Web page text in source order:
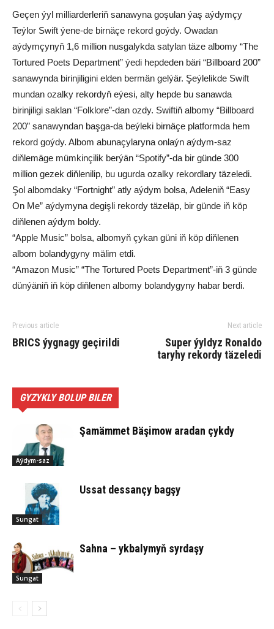
Geçen ýyl milliarderleriň sanawyna goşulan ýaş aýdymçy
Teýlor Swift ýene-de birnäçe rekord goýdy. Owadan
aýdymçynyň 1,6 million nusgalykda satylan täze albomy “The
Tortured Poets Department” ýedi hepdeden bäri “Billboard 200”
sanawynda birinjiligini elden bermän gelýär. Şeýlelikde Swift
mundan ozalky rekordyň eýesi, alty hepde bu sanawda
birinjiligi saklan “Folklore”-dan ozdy. Swiftiň albomy “Billboard
200” sanawyndan başga-da beýleki birnäçe platformda hem
rekord goýdy. Albom abunaçylaryna onlaýn aýdym-saz
diňlemäge mümkinçilik berýän “Spotify”-da bir günde 300
million gezek diňlenilip, bu ugurda ozalky rekordlary täzeledi.
Şol albomdaky “Fortnight” atly aýdym bolsa, Adeleniň “Easy
On Me” aýdymyna degişli rekordy täzeläp, bir günde iň köp
diňlenen aýdym boldy.
“Apple Music” bolsa, albomyň çykan güni iň köp diňlenen
albom bolandygyny mälim etdi.
“Amazon Music” “The Tortured Poets Department”-iň 3 günde
dünýäniň iň köp diňlenen albomy bolandygyny habar berdi.
Previous article
BRICS ýygnagy geçirildi
Next article
Super ýyldyz Ronaldo
taryhy rekordy täzeledi
GYZYKLY BOLUP BILER
Aýdym-saz
Şamämmet Bäşimow aradan çykdy
Sungat
Ussat des­san­çy bag­şy
Sungat
Sahna – ykbalymyň syrdaşy